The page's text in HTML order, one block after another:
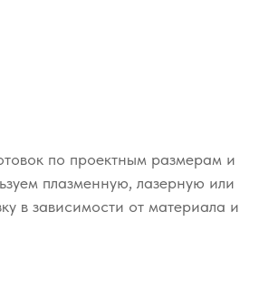
по проектным размерам и
плазменную, лазерную или
в зависимости от материала и